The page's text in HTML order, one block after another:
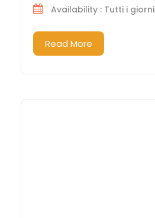
Availability : Tutti i giorni
Read More